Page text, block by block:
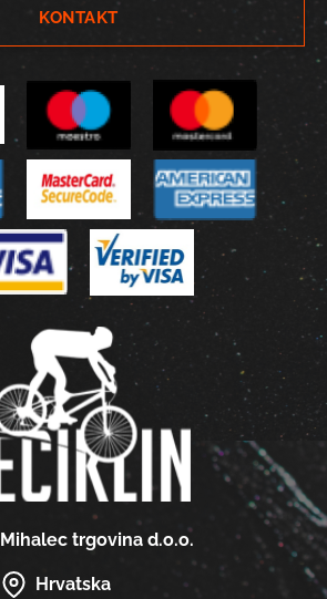
Mihalec trgovina d.o.o.
Hrvatska
KONTAKT